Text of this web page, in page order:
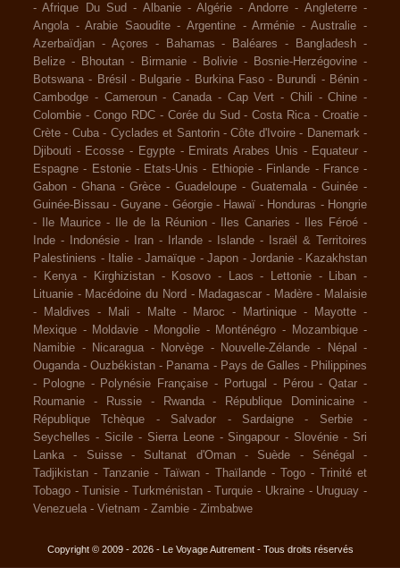
-Afrique Du Sud - Albanie -Algérie -Andorre - Angleterre -
Angola -Arabie Saoudite -Argentine -Arménie -Australie -
Azerbaïdjan - Açores - Bahamas - Baléares - Bangladesh -
Belize - Bhoutan - Birmanie - Bolivie - Bosnie-Herzégovine -
Botswana - Brésil - Bulgarie - Burkina Faso - Burundi - Bénin -
Cambodge - Cameroun - Canada - Cap Vert - Chili -Chine -
Colombie - Congo RDC - Corée du Sud -Costa Rica -Croatie -
Crète - Cuba - Cyclades et Santorin -Côte d'Ivoire - Danemark -
Djibouti - Ecosse - Egypte - Emirats Arabes Unis - Equateur -
Espagne - Estonie - Etats-Unis - Ethiopie - Finlande - France -
Gabon - Ghana - Grèce - Guadeloupe - Guatemala - Guinée -
Guinée-Bissau - Guyane - Géorgie - Hawaï - Honduras - Hongrie
-
Ile Maurice - Ile de la Réunion - Iles Canaries - Iles Féroé -
Inde - Indonésie - Iran - Irlande - Islande -
Israël & Territoires
Palestiniens - Italie - Jamaïque - Japon - Jordanie - Kazakhstan
-
Kenya - Kirghizistan - Kosovo - Laos - Lettonie - Liban -
Lituanie - Macédoine du Nord - Madagascar - Madère - Malaisie
-
Maldives - Mali - Malte - Maroc - Martinique - Mayotte -
Mexique - Moldavie - Mongolie - Monténégro - Mozambique -
Namibie - Nicaragua - Norvège - Nouvelle-Zélande - Népal
-
Ouganda -Ouzbékistan - Panama - Pays de Galles - Philippines
-
Pologne - Polynésie Française - Portugal - Pérou -Qatar -
Roumanie
- Russie - Rwanda - République Dominicaine
-
République Tchèque
- Salvador - Sardaigne - Serbie
-
Seychelles - Sicile - Sierra Leone - Singapour - Slovénie - Sri
Lanka
- Suisse - Sultanat d'Oman - Suède - Sénégal
-
Tadjikistan -Tanzanie -Taïwan - Thaïlande - Togo - Trinité et
Tobago -Tunisie - Turkménistan -Turquie - Ukraine - Uruguay -
Venezuela - Vietnam - Zambie - Zimbabwe
Copyright © 2009 - 2026 - Le Voyage Autrement - Tous droits réservés